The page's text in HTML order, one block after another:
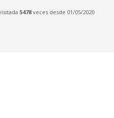
5478veces desde 01/05/2020